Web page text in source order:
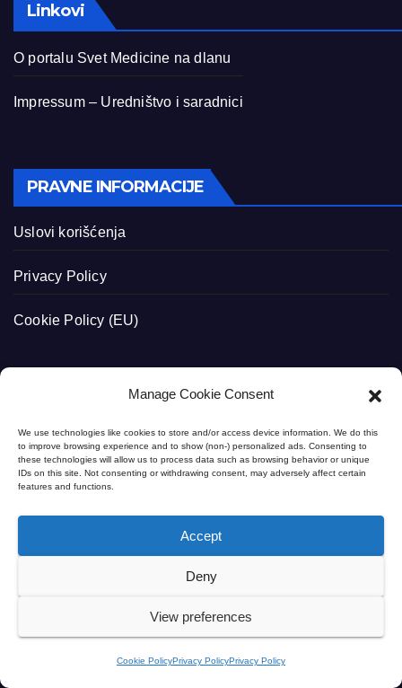
Manage Cookie Consent
We use technologies like cookies to store and/or access device information. We do this
to improve browsing experience and to show (non-) personalized ads. Consenting to
these technologies will allow us to process data such as browsing behavior or unique
IDs on this site. Not consenting or withdrawing consent, may adversely affect certain
features and functions.
Accept
Deny
View preferences
Cookie PolicyPrivacy PolicyPrivacy Policy
Linkovi
O portalu Svet Medicine na dlanu
Impressum – Uredništvo i saradnici
PRAVNE INFORMACIJE
Uslovi korišćenja
Privacy Policy
Cookie Policy (EU)
Marketing i saradnja
Zdravstveno-informativni portal namenjen edukaciji i
širenju zdravstvene kulture. Sadržaj kreiraju i revidiraju
licencirani lekari i profesori.